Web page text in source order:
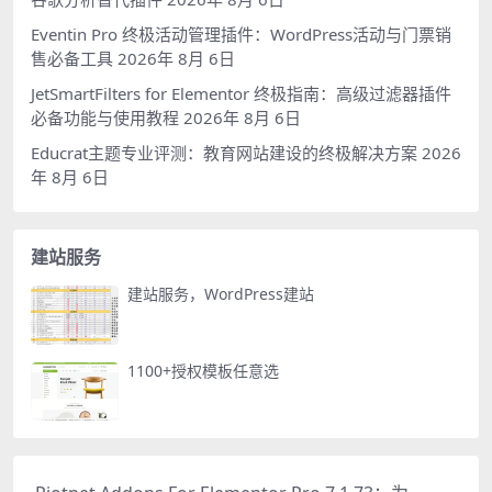
Eventin Pro 终极活动管理插件：WordPress活动与门票销
售必备工具 2026年 8月 6日
JetSmartFilters for Elementor 终极指南：高级过滤器插件
必备功能与使用教程 2026年 8月 6日
Educrat主题专业评测：教育网站建设的终极解决方案 2026
年 8月 6日
建站服务
建站服务，WordPress建站
1100+授权模板任意选